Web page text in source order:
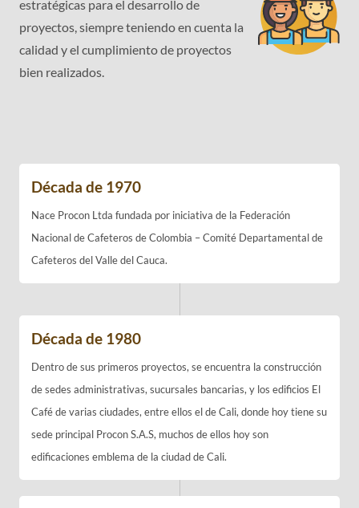
estratégicas para el desarrollo de
proyectos, siempre teniendo en cuenta la
calidad y el cumplimiento de proyectos
bien realizados.
Década de 1970
Nace Procon Ltda fundada por iniciativa de la Federación
Nacional de Cafeteros de Colombia – Comité Departamental de
Cafeteros del Valle del Cauca.
Década de 1980
Dentro de sus primeros proyectos, se encuentra la construcción
de sedes administrativas, sucursales bancarias, y los edificios El
Café de varias ciudades, entre ellos el de Cali, donde hoy tiene su
sede principal Procon S.A.S, muchos de ellos hoy son
edificaciones emblema de la ciudad de Cali.